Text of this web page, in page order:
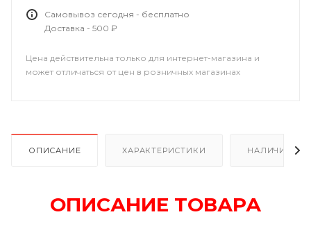
Самовывоз сегодня - бесплатно
Доставка - 500 ₽
Цена действительна только для интернет-магазина и
может отличаться от цен в розничных магазинах
ОПИСАНИЕ ХАРАКТЕРИСТИКИ НАЛИЧИЕ В
ОПИСАНИЕ ТОВАРА